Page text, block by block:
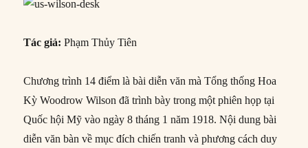
Tác giả: Phạm Thủy Tiên
Chương trình 14 điểm là bài diễn văn mà Tổng thống Hoa
Kỳ Woodrow Wilson đã trình bày trong một phiên họp tại
Quốc hội Mỹ vào ngày 8 tháng 1 năm 1918. Nội dung bài
diễn văn bàn về mục đích chiến tranh và phương cách duy